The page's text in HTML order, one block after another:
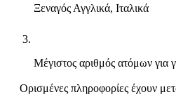
Ξεναγός Αγγλικά, Ιταλικά
Μέγιστος αριθμός ατόμων για
Ορισμένες πληροφορίες έχουν